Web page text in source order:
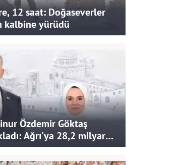
12 saat: Doğaseverler
kalbine yürüdü
Özdemir Göktaş
Ağrı'ya 28,2 milyar
ve destek sağlandı